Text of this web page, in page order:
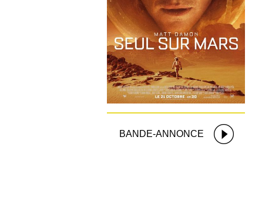
BANDE-ANNONCE